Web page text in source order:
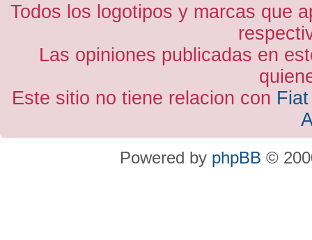
Todos los logotipos y marcas que
Las opiniones publicadas en
Este sitio no tiene relacion con
Powered by phpBB ©